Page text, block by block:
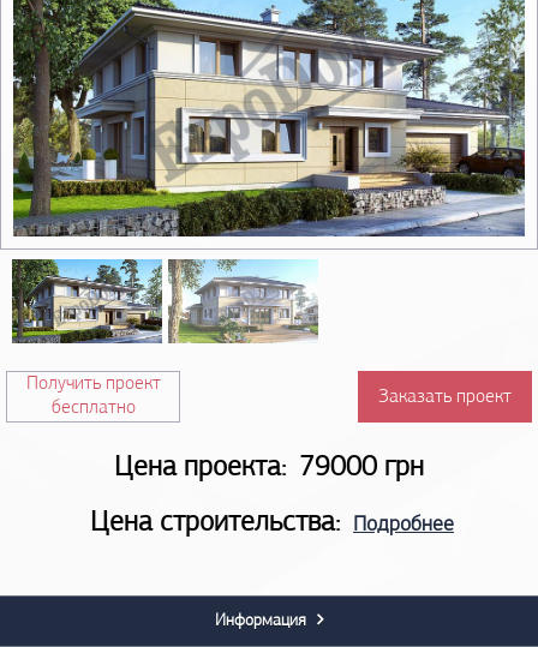
Получить проект
бесплатно
Заказать проект
Цена проекта: 79000 грн
Цена строительства:
Подробнее
Информация